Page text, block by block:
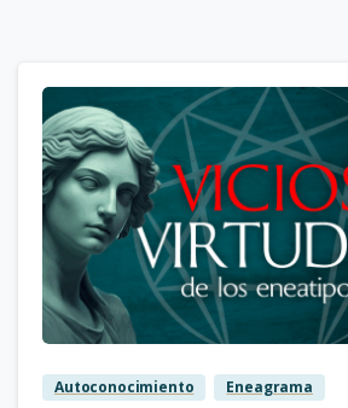
Autoconocimiento Eneagrama